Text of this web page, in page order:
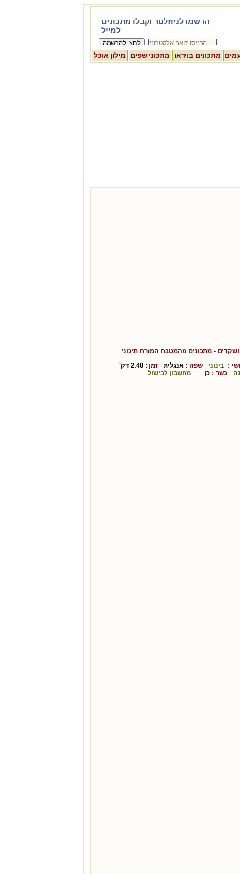
מתכונים בוידאו מתכוני שפים מילון אוכל
- מתכונים מהמטבח המזרח תיכוני
: בינוני שפה : אנגלית זמן : 2.48 דק'
כשר : כן מחשבון לבישול